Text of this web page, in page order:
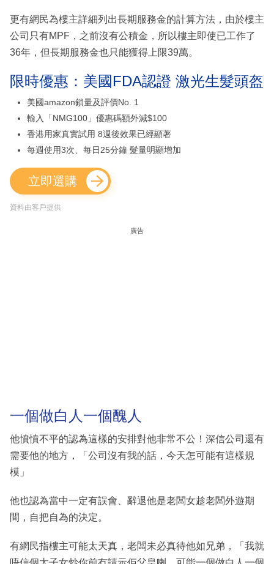
更有網民為樓主詳細列出長期服務金的計算方法，由於樓主
公司只有MPF，之前沒有公積金，所以樓主即使已工作了
36年，但長期服務金也只能獲得上限39萬。
限時優惠：美國FDA認證 激光生髮頭盔
美國amazon鎖量及評價No. 1
輸入「NMG100」優惠碼額外減$100
香港用家真實試用 8週後效果已經顯著
每週使用3次、每日25分鐘 髮量明顯增加
立即選購
資料由客戶提供
廣告
一個做白人一個醜人
他憤憤不平的認為這樣的安排對他非常不公！深信公司還有
需要他的地方，「公司沒有我的話，今天怎可能有這樣規
模」
他也認為當中一定有誤會、辭退他是老闆女趁老闆外遊期
間，自把自為的決定。
有網民指樓主可能太天真，老闆未必真待他如兄弟，「我就